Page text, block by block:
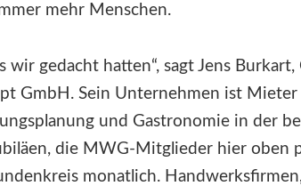
mehr Menschen.
wir gedacht hatten“, sagt Jens
GmbH. Sein Unternehmen ist Mieter
und Gastronomie in der
die MWG-Mitglieder hier oben
monatlich.